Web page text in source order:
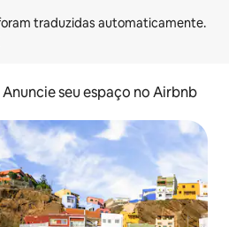
Anuncie seu espaço no Airbnb